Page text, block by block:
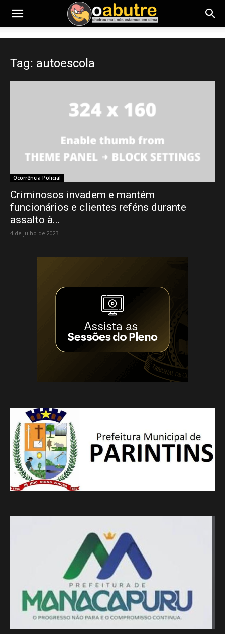
Tag: autoescola
Ocorrência Policial
Criminosos invadem e mantém
funcionários e clientes reféns durante
assalto à...
4 de julho de 2023